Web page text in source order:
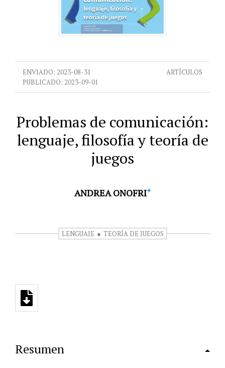
ENVIADO: 2023-08-31
ARTÍCULOS
PUBLICADO: 2023-09-01
Problemas de comunicación:
lenguaje, filosofía y teoría de
juegos
ANDREA ONOFRI+
LENGUAJE TEORÍA DE JUEGOS
Resumen